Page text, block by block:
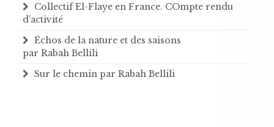
Collectif El-Flaye en France. COmpte rendu
d’activité
Échos de la nature et des saisons
par Rabah Bellili
Sur le chemin par Rabah Bellili